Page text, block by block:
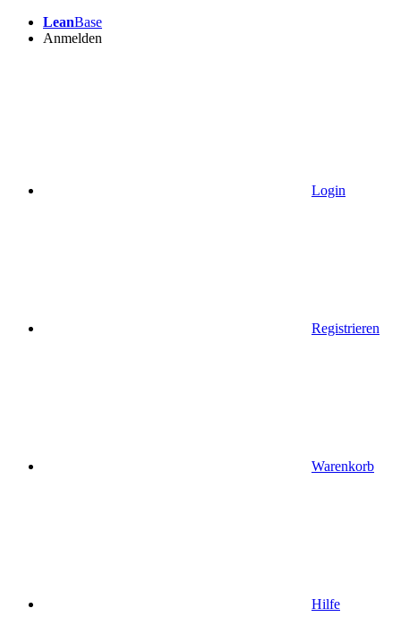
LeanBase
Anmelden
Login
Registrieren
Warenkorb
Hilfe